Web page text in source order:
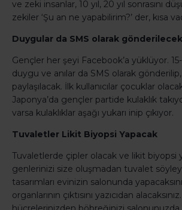
ve zeki insanlar, 10 yıl, 20 yıl sonrasını
zekiler ‘Şu an ne yapabilirim?’ der, kısa
Duygular da SMS olarak gönderilecek
Gençler her şeyi Facebook’a yüklüyor.
duygu ve anılar da SMS olarak
paylaşılacak. İlk kullanıcılar çocuklar
Japonya’da gençler partide kulaklık
varsa kulaklıklar aşağı yukarı inip çıkıyor.
Tuvaletler Likit Biyopsi Yapacak
Tuvaletlerde çipler olacak ve likit biyopsi
genlerinizi size oluşmadan tuvalet
tasarımları evinizin salonunda
organlarının çıktısını yazıcıdan